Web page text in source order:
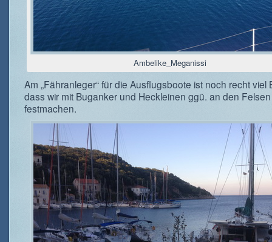
Ambelike_Meganissi
Am „Fähranleger“ für die Ausflugsboote ist noch recht viel
dass wir mit Buganker und Heckleinen ggü. an den Felsen
festmachen.